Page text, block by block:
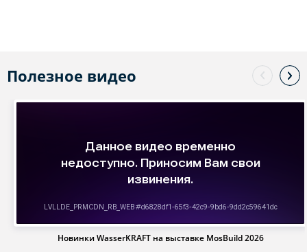
Полезное видео
Новинки WasserKRAFT на выставке MosBuild 2026